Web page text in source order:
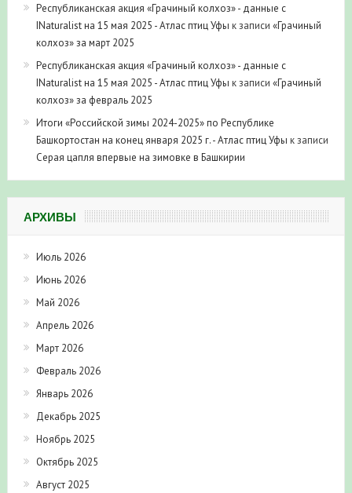
Республиканская акция «Грачиный колхоз» - данные с
INaturalist на 15 мая 2025 - Атлас птиц Уфы к записи «Грачиный
колхоз» за март 2025
Республиканская акция «Грачиный колхоз» - данные с
INaturalist на 15 мая 2025 - Атлас птиц Уфы к записи «Грачиный
колхоз» за февраль 2025
Итоги «Российской зимы 2024-2025» по Республике
Башкортостан на конец января 2025 г. - Атлас птиц Уфы к записи
Серая цапля впервые на зимовке в Башкирии
АРХИВЫ
Июль 2026
Июнь 2026
Май 2026
Апрель 2026
Март 2026
Февраль 2026
Январь 2026
Декабрь 2025
Ноябрь 2025
Октябрь 2025
Август 2025